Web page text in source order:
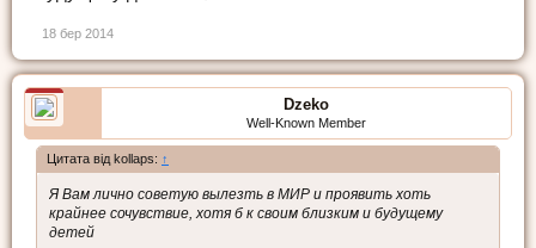
18 бер 2014
Dzeko
Well-Known Member
Цитата від kollaps: ↑
Я Вам лично советую вылезть в МИР и проявить хоть
крайнее сочувствие, хотя б к своим близким и будущему
детей